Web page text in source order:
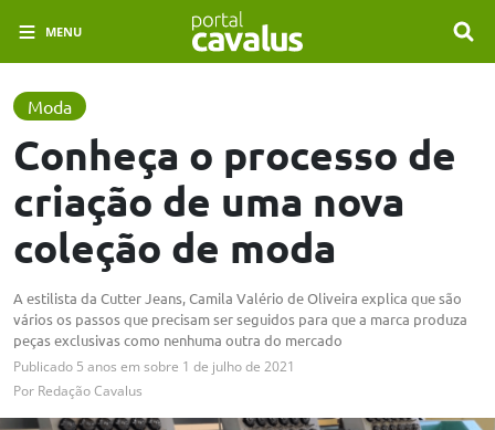
MENU
Moda
Conheça o processo de
criação de uma nova
coleção de moda
A estilista da Cutter Jeans, Camila Valério de Oliveira explica que são
vários os passos que precisam ser seguidos para que a marca produza
peças exclusivas como nenhuma outra do mercado
Publicado 5 anos em sobre 1 de julho de 2021
Por Redação Cavalus